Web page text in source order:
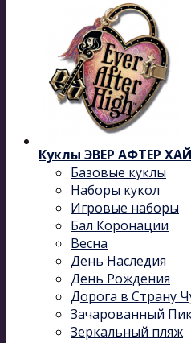
Куклы ЭВЕР АФТЕР ХАЙ -
Базовые куклы
Наборы кукол
Игровые наборы
Бал Коронации
Весна
День Наследия
День Рождения
Дорога в Страну
Зачарованный
Зеркальный пляж